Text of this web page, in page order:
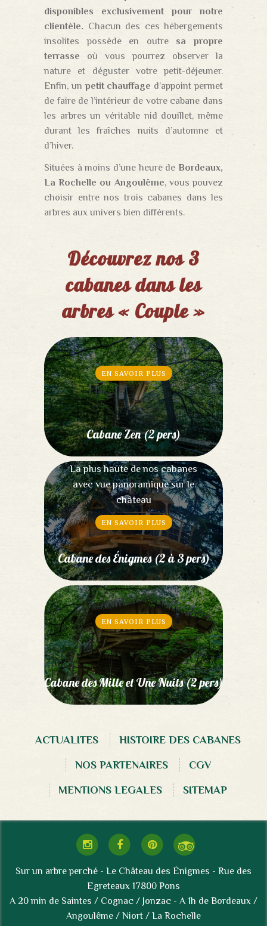
disponibles exclusivement pour notre
clientèle. Chacun des ces hébergements
insolites possède en outre sa propre
terrasse où vous pourrez observer la
nature et déguster votre petit-déjeuner.
Enfin, unpetit chauffage d’appoint permet
de faire de l’intérieur de votre cabane dans
les arbres un véritable nid douillet, même
durant les fraîches nuits d’automne et
d’hiver.
Situées à moins d’une heure de Bordeaux,
La Rochelle ou Angoulême, vous pouvez
choisir entre nos trois cabanes dans les
arbres aux univers bien différents.
Découvrez nos 3
cabanes dans les
arbres « Couple »
Cabane Zen (2 pers)
EN SAVOIR PLUS
Cabane des Énigmes (2 à 3 pers)
La plus haute de nos cabanes
avec vue panoramique sur le
château
EN SAVOIR PLUS
Cabane des Mille et Une Nuits (2 pers)
EN SAVOIR PLUS
ACTUALITES HISTOIRE DES CABANES
NOS PARTENAIRES CGV
MENTIONS LEGALES SITEMAP
Sur un arbre perché - Le Château des Énigmes - Rue des
Egreteaux 17800 Pons
A 20 min de Saintes / Cognac / Jonzac - A 1h de Bordeaux /
Angoulême / Niort / La Rochelle